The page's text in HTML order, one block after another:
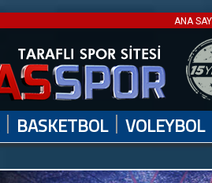
ANA
| BASKETBOL | VOLEYBOL